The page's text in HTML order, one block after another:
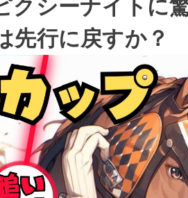
クシーナイトに
先行に戻すか？